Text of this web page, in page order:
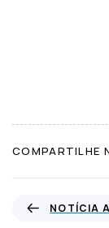
COMPARTILHE
NOTÍCIA